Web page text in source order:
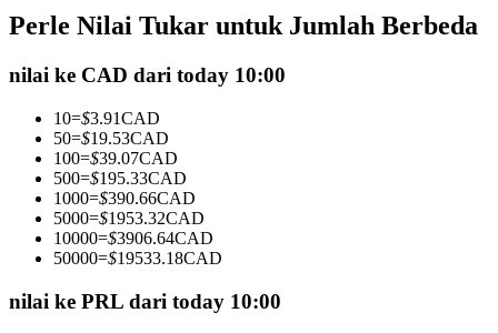
Bergabunglah dengan pedagang top
Menjadi Pedagang Salinan
Nikmati pembagian keuntungan dan komisi copy trading
Perle Nilai Tukar untuk Jumlah Berbeda
nilai ke CAD dari today 10:00
10=$3.91CAD
50=$19.53CAD
100=$39.07CAD
500=$195.33CAD
1000=$390.66CAD
5000=$1953.32CAD
10000=$3906.64CAD
50000=$19533.18CAD
nilai ke PRL dari today 10:00